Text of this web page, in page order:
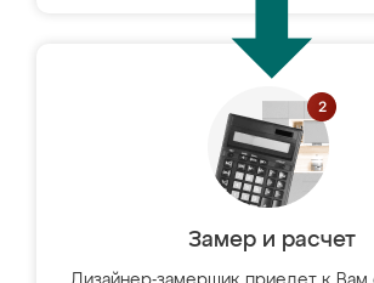
Замер и расчет